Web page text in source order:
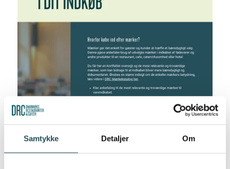
Samtykke Detaljer Om